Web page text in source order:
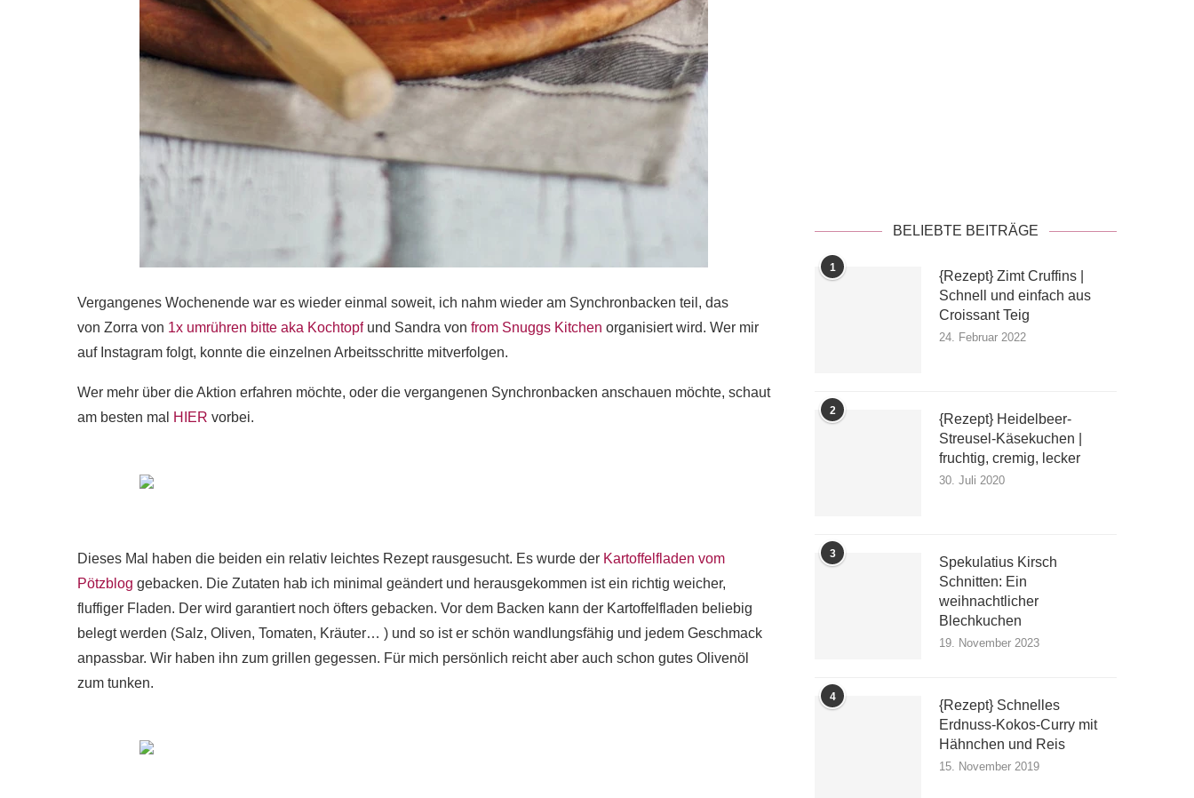
Vergangenes Wochenende war es wieder einmal soweit, ich nahm wieder am Synchronbacken teil, das
von Zorra von 1x umrühren bitte aka Kochtopf und Sandra von from Snuggs Kitchen organisiert wird. Wer mir
auf Instagram folgt, konnte die einzelnen Arbeitsschritte mitverfolgen.
Wer mehr über die Aktion erfahren möchte, oder die vergangenen Synchronbacken anschauen möchte, schaut
am besten mal
HIER vorbei.
Dieses Mal haben die beiden ein relativ leichtes Rezept rausgesucht. Es wurde der Kartoffelfladen vom
Pötzblog gebacken. Die Zutaten hab ich minimal geändert und herausgekommen ist ein richtig weicher,
fluffiger Fladen. Der wird garantiert noch öfters gebacken. Vor dem Backen kann der Kartoffelfladen beliebig
belegt werden (Salz, Oliven, Tomaten, Kräuter… ) und so ist er schön wandlungsfähig und jedem Geschmack
anpassbar. Wir haben ihn zum grillen gegessen. Für mich persönlich reicht aber auch schon gutes Olivenöl
zum tunken.
BELIEBTE BEITRÄGE
1
{Rezept} Zimt Cruffins |
Schnell und einfach aus
Croissant Teig
24. Februar 2022
2
{Rezept} Heidelbeer-
Streusel-Käsekuchen |
fruchtig, cremig, lecker
30. Juli 2020
3
Spekulatius Kirsch
Schnitten: Ein
weihnachtlicher
Blechkuchen
19. November 2023
4
{Rezept} Schnelles
Erdnuss-Kokos-Curry mit
Hähnchen und Reis
15. November 2019